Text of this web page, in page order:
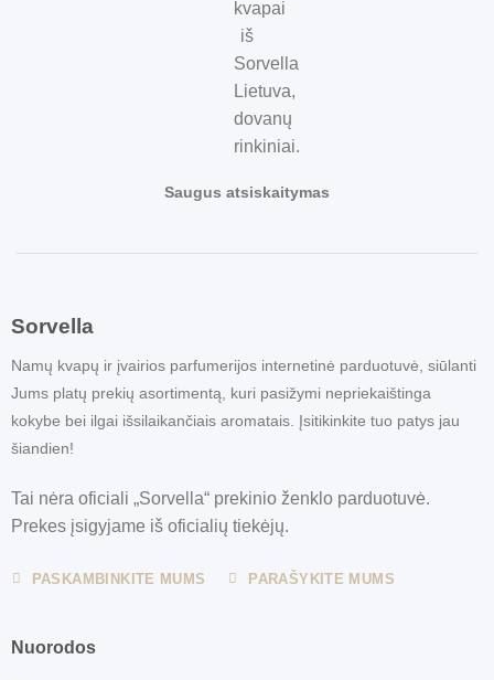
Saugus atsiskaitymas
Sorvella
Namų kvapų ir įvairios parfumerijos internetinė parduotuvė, siūlanti
Jums platų prekių asortimentą, kuri pasižymi nepriekaištinga
kokybe bei ilgai išsilaikančiais aromatais. Įsitikinkite tuo patys jau
šiandien!
Tai nėra oficiali „Sorvella“ prekinio ženklo parduotuvė.
Prekes įsigyjame iš oficialių tiekėjų.
PASKAMBINKITE MUMS PARAŠYKITE MUMS
Nuorodos